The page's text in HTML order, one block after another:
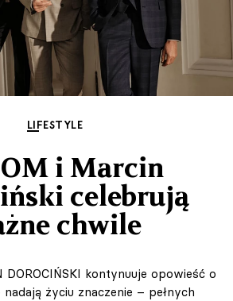
LIFESTYLE
i Marcin
celebrują
chwile
DOROCIŃSKI kontynuuje opowieść o
życiu znaczenie – pełnych